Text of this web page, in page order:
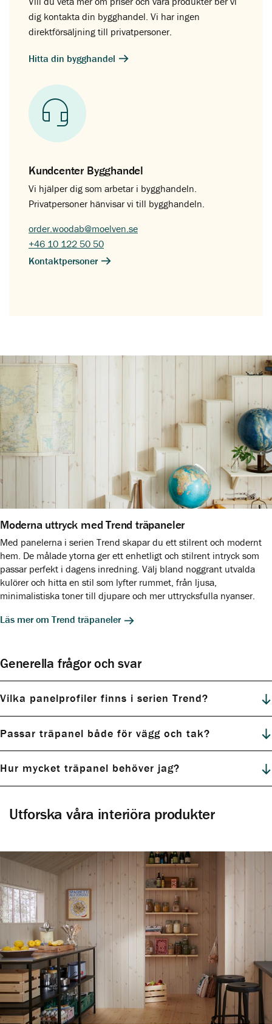
dig kontakta din bygghandel. Vi har ingen
direktförsäljning till privatpersoner.
Hitta din bygghandel
Kundcenter Bygghandel
Vi hjälper dig som arbetar i bygghandeln.
Privatpersoner hänvisar vi till bygghandeln.
order.woodab@moelven.se
+46 10 122 50 50
Kontaktpersoner
Moderna uttryck med Trend träpaneler
Med panelerna i serien Trend skapar du ett stilrent och modernt
hem. De målade ytorna ger ett enhetligt och stilrent intryck som
passar perfekt i dagens inredning. Välj bland noggrant utvalda
kulörer och hitta en stil som lyfter rummet, från ljusa,
minimalistiska toner till djupare och mer uttrycksfulla nyanser.
Läs mer om Trend träpaneler
Generella frågor och svar
Vilka panelprofiler finns i serien Trend?
Passar träpanel både för vägg och tak?
Hur mycket träpanel behöver jag?
Utforska våra interiöra produkter